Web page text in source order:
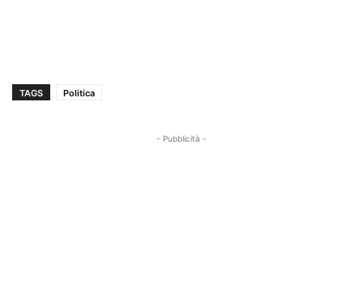
TAGS Politica
- Pubblicità -